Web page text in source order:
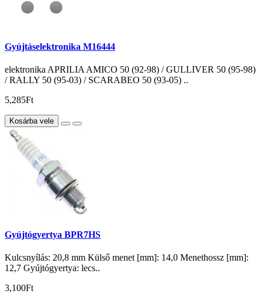
Gyújtáselektronika M16444
elektronika APRILIA AMICO 50 (92-98) / GULLIVER 50 (95-98)
/ RALLY 50 (95-03) / SCARABEO 50 (93-05) ..
5,285Ft
Kosárba vele
Gyújtógyertya BPR7HS
Kulcsnyílás: 20,8 mm Külső menet [mm]: 14,0 Menethossz [mm]:
12,7 Gyújtógyertya: lecs..
3,100Ft